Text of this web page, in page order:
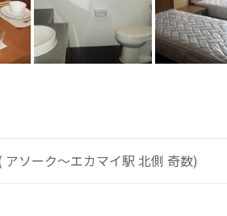
アソーク～エカマイ駅 北側 奇数)